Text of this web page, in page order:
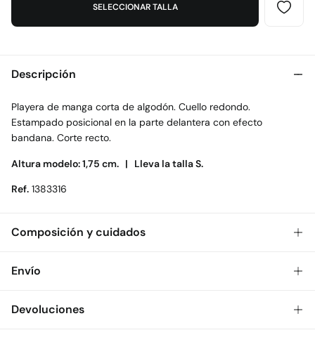
SELECCIONAR TALLA
Descripción
Playera de manga corta de algodón. Cuello redondo.
Estampado posicional en la parte delantera con efecto
bandana. Corte recto.
Altura modelo: 1,75 cm. | Lleva la talla S.
Ref. 1383316
Composición y cuidados
Composición
Cuidados
Envío
Envío a tienda: 2-5 días.
Devoluciones